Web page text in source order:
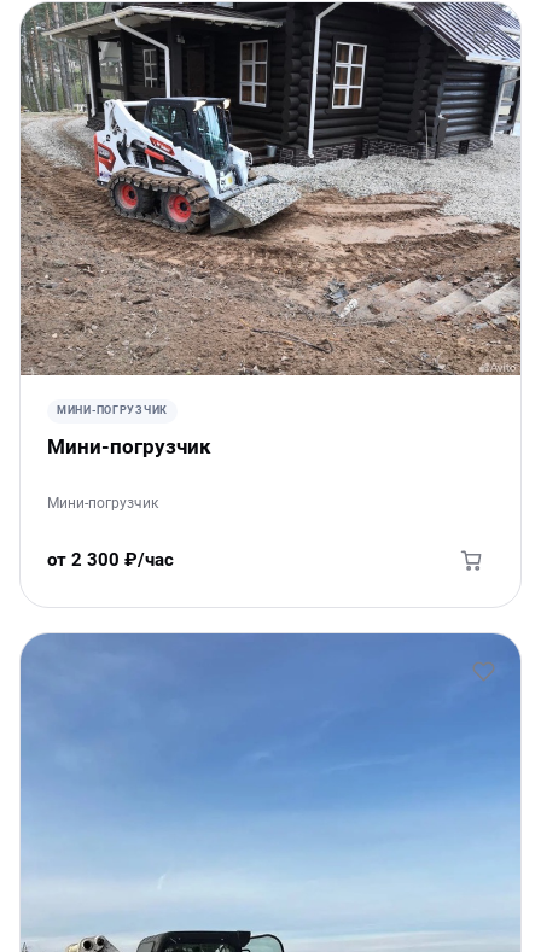
МИНИ-ПОГРУЗЧИК
Мини-погрузчик
Мини-погрузчик
от 2 300 ₽/час